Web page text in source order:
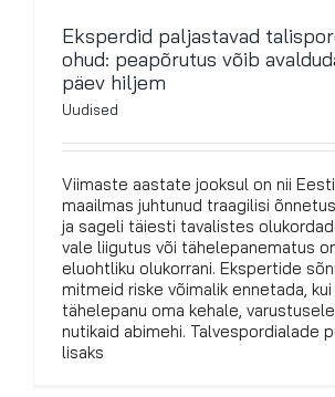
Eksperdid paljastavad
ohud: peapõrutus võib
päev hiljem
Uudised
Viimaste aastate jooksul on nii
maailmas juhtunud traagilisi
ja sageli täiesti tavalistes
vale liigutus või tähelepanematus
eluohtliku olukorrani. Ekspertide
mitmeid riske võimalik ennetada,
tähelepanu oma kehale,
nutikaid abimehi. Talvespordialade
lisaks